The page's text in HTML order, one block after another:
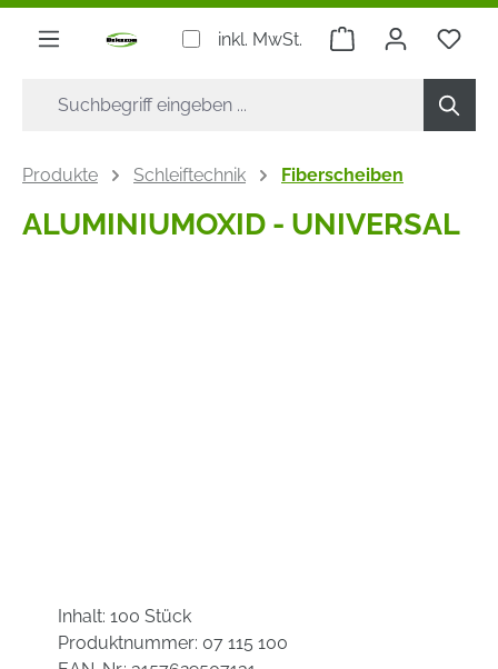
springen
inkl. MwSt. Warenkorb
Produkte Schleiftechnik Fiberscheiben
ALUMINIUMOXID - UNIVERSAL
Inhalt: 100 Stück
Produktnummer: 07 115 100